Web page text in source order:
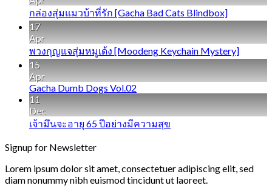
กล่องสุ่มแมวบ้าที่รัก [Gacha Bad Cats Blindbox]
17
Apr
พวงกุญแจสุ่มหมูเด้ง [Moodeng Keychain Mystery]
15
Apr
Gacha Dumb Dogs Vol.02
11
Dec
เจ้ามึนจะอายุ 65 ปีอย่างมีความสุข
Signup for Newsletter
Lorem ipsum dolor sit amet, consectetuer adipiscing elit, sed
diam nonummy nibh euismod tincidunt ut laoreet.